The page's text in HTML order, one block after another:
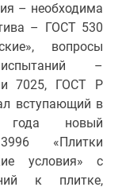
– необходима
– ГОСТ 530
вопросы
–
и 7025, ГОСТ Р
вступающий в
новый
«Плитки
условия» с
к плитке,